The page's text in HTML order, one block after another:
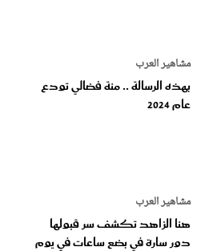
مشاهير العرب
بهذه الرسالة .. منة فضالي تودع
عام 2024
مشاهير العرب
هنا الزاهد تكشف سر قبولها
دور سارة في بضع ساعات في يوم